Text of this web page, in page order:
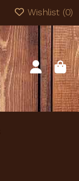
Wishlist (0)